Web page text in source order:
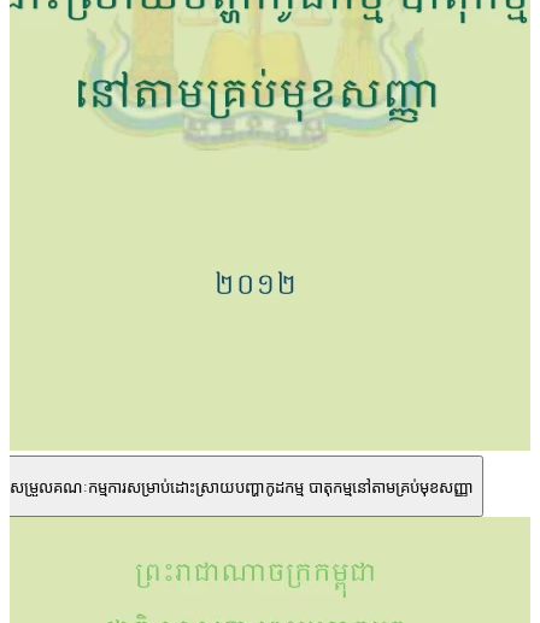
ែសម្រួលគណៈកម្មការសម្រាប់ដោះស្រាយបញ្ហាកូដកម្ម បាតុកម្មនៅតាមគ្រប់មុខសញ្ញា